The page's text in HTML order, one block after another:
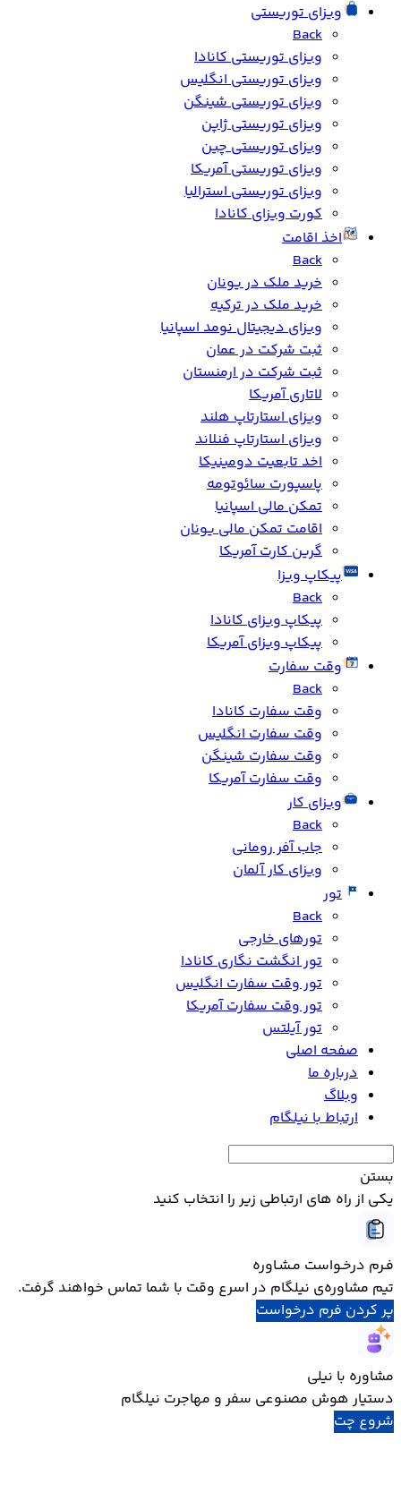
ویزای توریستی
Back
ویزای توریستی کانادا
ویزای توریستی انگلیس
ویزای توریستی شینگن
ویزای توریستی ژاپن
ویزای توریستی چین
ویزای توریستی آمریکا
ویزای توریستی استرالیا
کورت ویزای کانادا
اخذ اقامت
Back
خرید ملک در یونان
خرید ملک در ترکیه
ویزای دیجیتال نومد اسپانیا
ثبت شرکت در عمان
ثبت شرکت در ارمنستان
لاتاری آمریکا
ویزای استارتاپ هلند
ویزای استارتاپ فنلاند
اخد تابعیت دومینیکا
پاسپورت سائوتومه
تمکن مالی اسپانیا
اقامت تمکن مالی یونان
گرین کارت آمریکا
پیکاپ ویزا
Back
پیکاپ ویزای کانادا
پیکاپ ویزای آمریکا
وقت سفارت
Back
وقت سفارت کانادا
وقت سفارت انگلیس
وقت سفارت شینگن
وقت سفارت آمریکا
ویزای کار
Back
جاب آفر رومانی
ویزای کار آلمان
تور
Back
تورهای خارجی
تور انگشت نگاری کانادا
تور وقت سفارت انگلیس
تور وقت سفارت آمریکا
تور آیلتس
صفحه اصلی
درباره ما
وبلاگ
ارتباط با نیلگام
بستن
یکی از راه های ارتباطی زیر را انتخاب کنید
فـرم درخـواست مـشـاوره
تیم مشاوره‌ی نیلگام در اسرع وقت با شما تماس خواهند گرفت.
پر کردن فرم درخواست
مشاوره با نیلی
دستیار هوش مصنوعی سفر و مهاجرت نیلگام
شروع چت